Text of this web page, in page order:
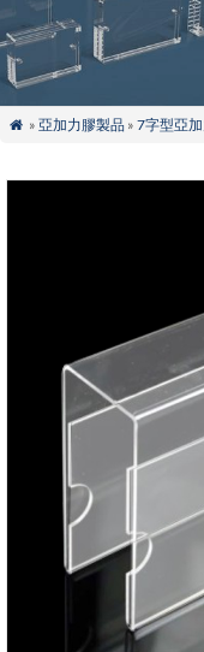
 » 亞加力膠製品» 7字型亞